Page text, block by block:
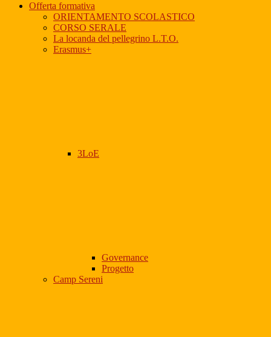
Offerta formativa
ORIENTAMENTO SCOLASTICO
CORSO SERALE
La locanda del pellegrino L.T.O.
Erasmus+
3LoE
Governance
Progetto
Camp Sereni